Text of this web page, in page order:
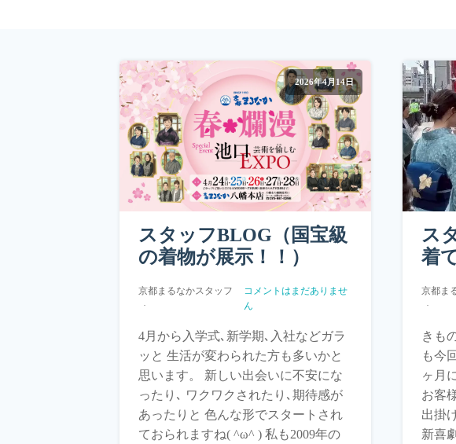
2026年4月14日
スタッフBLOG（国宝級
の着物が展示！！）
京都まるなかスタッフ
コメントはまだありませ
ん
4月から入学式､新学期､入社などガラ
ッと 生活が変わられた方も多いかと
思います。 新しい出会いに不安にな
ったり､ ワクワクされたり､期待感が
あったりと 色んな形でスタートされ
ておられますね( ^ω^ ) 私も2009年の
ス
着
京都ま
きも
も今
ヶ月
お客
出掛
新喜